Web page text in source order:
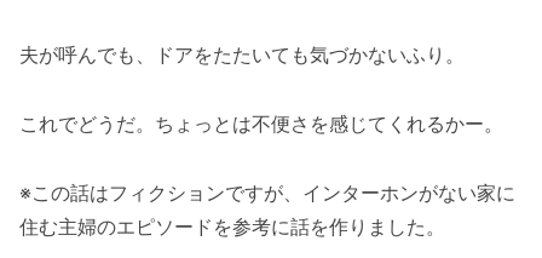
夫が呼んでも、ドアをたたいても気づかないふり。
これでどうだ。ちょっとは不便さを感じてくれるかー。
※この話はフィクションですが、インターホンがない家に
住む主婦のエピソードを参考に話を作りました。